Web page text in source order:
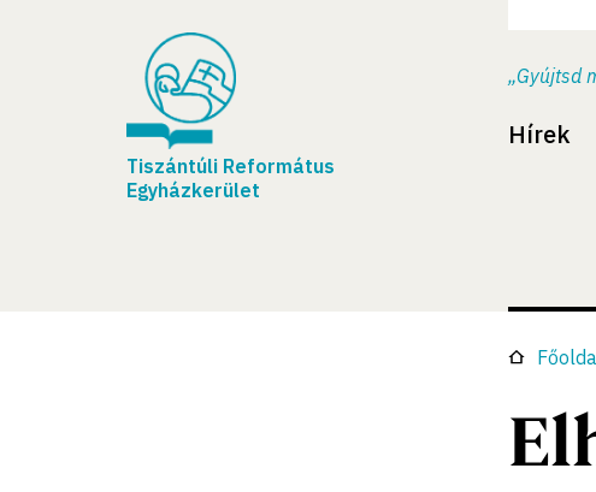
Tiszántúli Református
Egyházkerület
„Gyújtsd
Hírek